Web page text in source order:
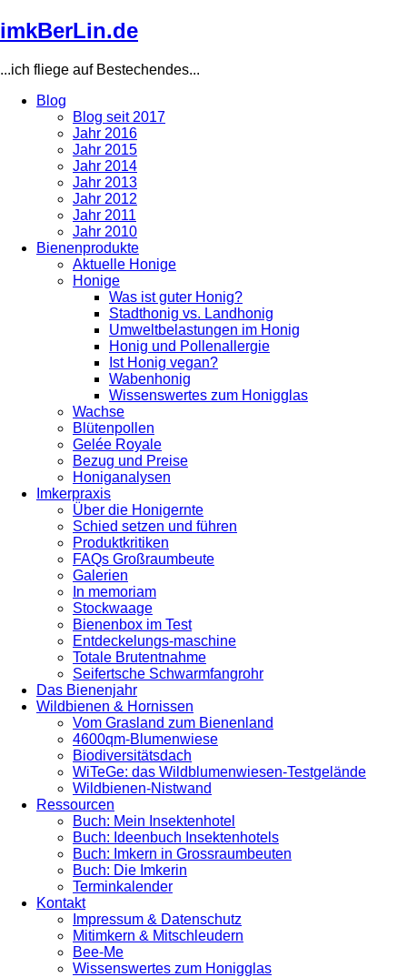
Direkt
zum
imkBerLin.de
...ich fliege auf Bestechendes...
navigation
Blog
Blog seit 2017
Jahr 2016
Jahr 2015
Jahr 2014
Jahr 2013
Jahr 2012
Jahr 2011
Jahr 2010
Bienenprodukte
Aktuelle Honige
Honige
Was ist guter Honig?
Stadthonig vs. Landhonig
Umweltbelastungen im Honig
Honig und Pollenallergie
Ist Honig vegan?
Wabenhonig
Wissenswertes zum Honigglas
Wachse
Blütenpollen
Gelée Royale
Bezug und Preise
Honiganalysen
Imkerpraxis
Über die Honigernte
Schied setzen und führen
Produktkritiken
FAQs Großraumbeute
Galerien
In memoriam
Stockwaage
Bienenbox im Test
Entdeckelungs-maschine
Totale Brutentnahme
Seifertsche Schwarmfangrohr
Das Bienenjahr
Wildbienen & Hornissen
Vom Grasland zum Bienenland
4600qm-Blumenwiese
Biodiversitätsdach
WiTeGe: das Wildblumenwiesen-Testgelände
Wildbienen-Nistwand
Ressourcen
Buch: Mein Insektenhotel
Buch: Ideenbuch Insektenhotels
Buch: Imkern in Grossraumbeuten
Buch: Die Imkerin
Terminkalender
Kontakt
Impressum & Datenschutz
Mitimkern & Mitschleudern
Bee-Me
Wissenswertes zum Honigglas